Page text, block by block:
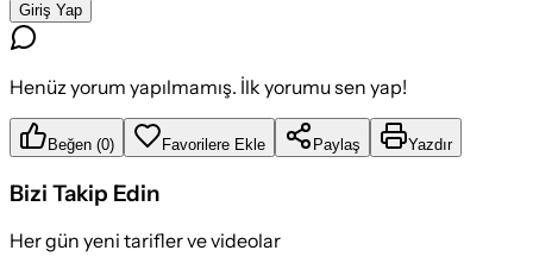
Giriş Yap
Henüz yorum yapılmamış. İlk yorumu sen yap!
Beğen (0) Favorilere Ekle Paylaş Yazdır
Bizi Takip Edin
Her gün yeni tarifler ve videolar